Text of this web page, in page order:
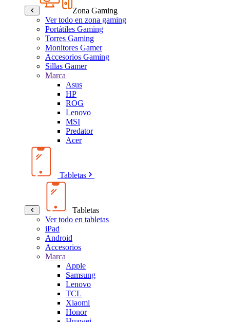
Zona Gaming
Ver todo en zona gaming
Portátiles Gaming
Torres Gaming
Monitores Gamer
Accesorios Gaming
Sillas Gamer
Marca
Asus
HP
ROG
Lenovo
MSI
Predator
Acer
Tabletas
Tabletas
Ver todo en tabletas
iPad
Android
Accesorios
Marca
Apple
Samsung
Lenovo
TCL
Xiaomi
Honor